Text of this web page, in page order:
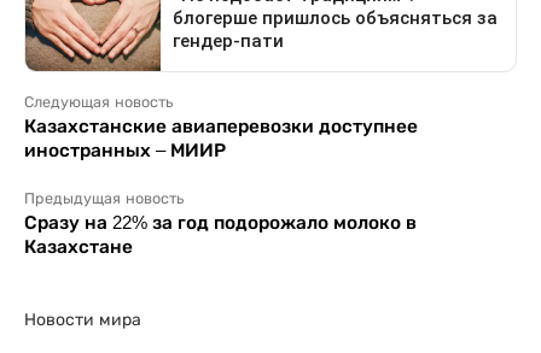
Следующая новость
Казахстанские авиаперевозки доступнее
иностранных – МИИР
Предыдущая новость
Сразу на 22% за год подорожало молоко в
Казахстане
Новости мира